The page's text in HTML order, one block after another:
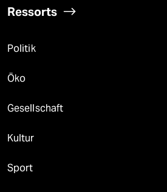
Ressorts
Politik
Öko
Gesellschaft
Kultur
Sport